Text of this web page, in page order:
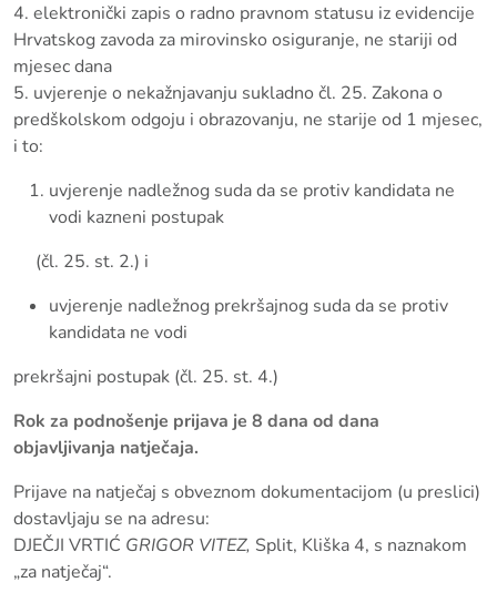
4. elektronički zapis o radno pravnom statusu iz evidencije
Hrvatskog zavoda za mirovinsko osiguranje, ne stariji od
mjesec dana
5. uvjerenje o nekažnjavanju sukladno čl. 25. Zakona o
predškolskom odgoju i obrazovanju, ne starije od 1 mjesec,
i to:
uvjerenje nadležnog suda da se protiv kandidata ne
vodi kazneni postupak
(čl. 25. st. 2.) i
uvjerenje nadležnog prekršajnog suda da se protiv
kandidata ne vodi
prekršajni postupak (čl. 25. st. 4.)
Rok za podnošenje prijava je 8 dana od dana
objavljivanja natječaja.
Prijave na natječaj s obveznom dokumentacijom (u preslici)
dostavljaju se na adresu:
DJEČJI VRTIĆ GRIGOR VITEZ, Split, Kliška 4, s naznakom
„za natječaj“.